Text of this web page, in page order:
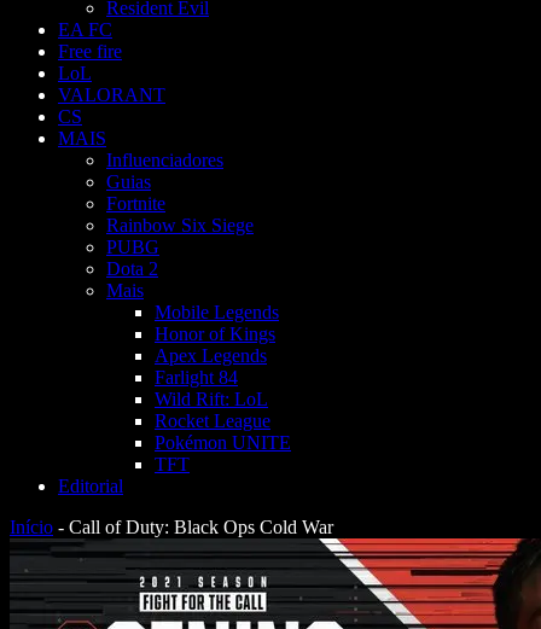
Resident Evil
EA FC
Free fire
LoL
VALORANT
CS
MAIS
Influenciadores
Guias
Fortnite
Rainbow Six Siege
PUBG
Dota 2
Mais
Mobile Legends
Honor of Kings
Apex Legends
Farlight 84
Wild Rift: LoL
Rocket League
Pokémon UNITE
TFT
Editorial
Início - Call of Duty: Black Ops Cold War